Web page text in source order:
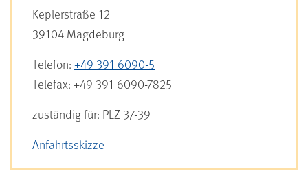
Keplerstraße 12
39104 Magdeburg
Telefon: +49 391 6090-5
Telefax: +49 391 6090-7825
zuständig für: PLZ 37-39
Anfahrtsskizze